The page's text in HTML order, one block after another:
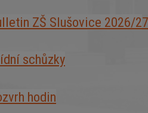
ZŠ Slušovice 2026/27
schůzky
hodin